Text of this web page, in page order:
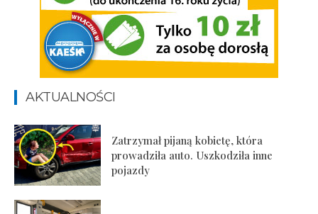
AKTUALNOŚCI
Zatrzymał pijaną kobietę, która
prowadziła auto. Uszkodziła inne
pojazdy